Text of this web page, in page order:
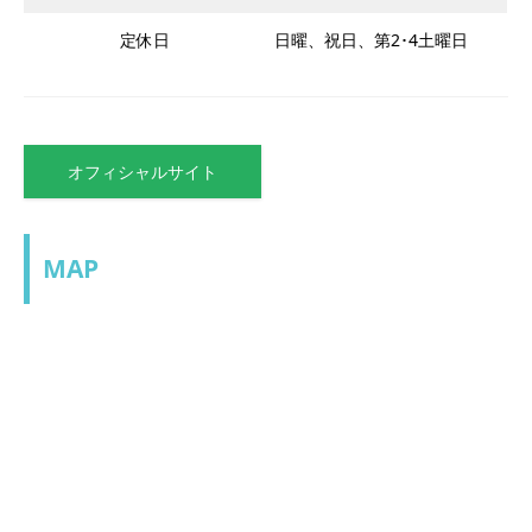
定休日 日曜、祝日、第2･4土曜日
オフィシャルサイト
MAP